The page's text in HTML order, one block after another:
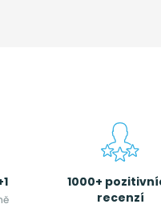
1000+
recenzí